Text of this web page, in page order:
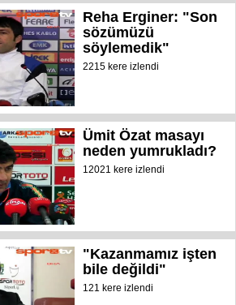
Reha Erginer: "Son
sözümüzü
söylemedik"
2215 kere izlendi
Ümit Özat masayı
neden yumrukladı?
12021 kere izlendi
"Kazanmamız işten
bile değildi"
121 kere izlendi